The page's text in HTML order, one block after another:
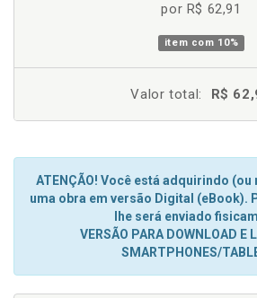
por R$ 62,91
item com 10%
Valor total: R$
ATENÇÃO! Você está adquirindo (ou
uma obra em versão Digital (eBook).
lhe será enviado
VERSÃO PARA DOWNLOAD E
SMARTPHONES/